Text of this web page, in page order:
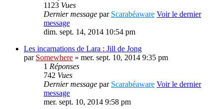
1123 Vues
Dernier message par Scarabéaware Voir le dernier
message
dim. sept. 14, 2014 10:54 pm
Les incarnations de Lara : Jill de Jong
par Somewhere » mer. sept. 10, 2014 9:35 pm
1 Réponses
742 Vues
Dernier message par Scarabéaware Voir le dernier
message
mer. sept. 10, 2014 9:58 pm